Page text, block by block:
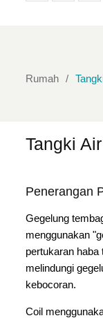
Rumah
Tangki
Penerangan
Gegelung
menggunakan
pertukaran haba
melindungi
kebocoran.
Coil